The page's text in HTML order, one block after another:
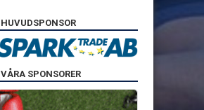
HUVUDSPONSOR
VÅRA SPONSORER